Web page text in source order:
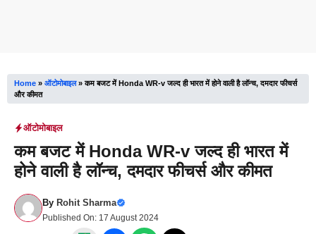
Home » ऑटोमोबाइल»कम बजट में Honda WR-v जल्द ही भारत में होने वाली है लॉन्च, दमदार फीचर्स
और कीमत
ऑटोमोबाइल
कम बजट में Honda WR-v जल्द ही भारत में
होने वाली है लॉन्च, दमदार फीचर्स और कीमत
By Rohit Sharma
Published On: 17 August 2024